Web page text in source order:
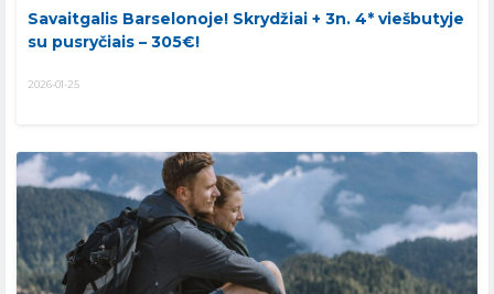
Savaitgalis Barselonoje! Skrydžiai + 3n. 4* viešbutyje
su pusryčiais – 305€!
2026-01-25